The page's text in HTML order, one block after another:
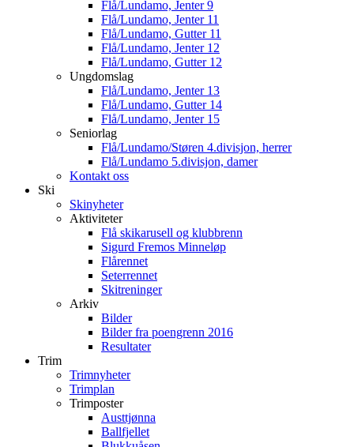
Flå/Lundamo, Jenter 9
Flå/Lundamo, Jenter 11
Flå/Lundamo, Gutter 11
Flå/Lundamo, Jenter 12
Flå/Lundamo, Gutter 12
Ungdomslag
Flå/Lundamo, Jenter 13
Flå/Lundamo, Gutter 14
Flå/Lundamo, Jenter 15
Seniorlag
Flå/Lundamo/Støren 4.divisjon, herrer
Flå/Lundamo 5.divisjon, damer
Kontakt oss
Ski
Skinyheter
Aktiviteter
Flå skikarusell og klubbrenn
Sigurd Fremos Minneløp
Flårennet
Seterrennet
Skitreninger
Arkiv
Bilder
Bilder fra poengrenn 2016
Resultater
Trim
Trimnyheter
Trimplan
Trimposter
Austtjønna
Ballfjellet